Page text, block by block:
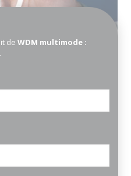
de WDM multimode :
.